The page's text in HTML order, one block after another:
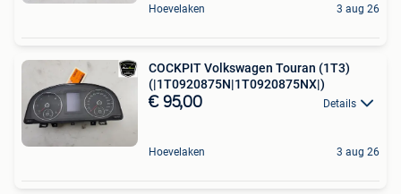
Hoevelaken 3 aug 26
COCKPIT Volkswagen Touran (1T3)
(|1T0920875N|1T0920875NX|)
€ 95,00 Details
Hoevelaken 3 aug 26